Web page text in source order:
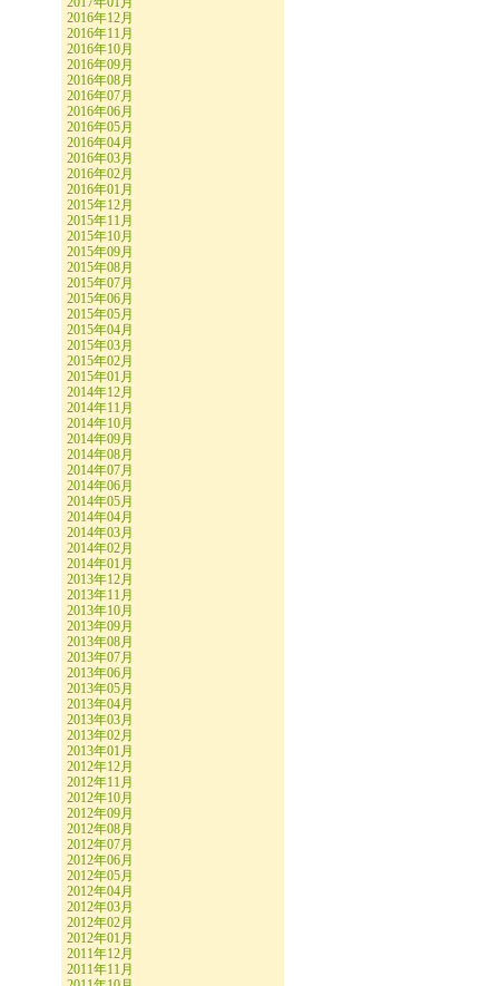
2016年12月
2016年11月
2016年10月
2016年09月
2016年08月
2016年07月
2016年06月
2016年05月
2016年04月
2016年03月
2016年02月
2016年01月
2015年12月
2015年11月
2015年10月
2015年09月
2015年08月
2015年07月
2015年06月
2015年05月
2015年04月
2015年03月
2015年02月
2015年01月
2014年12月
2014年11月
2014年10月
2014年09月
2014年08月
2014年07月
2014年06月
2014年05月
2014年04月
2014年03月
2014年02月
2014年01月
2013年12月
2013年11月
2013年10月
2013年09月
2013年08月
2013年07月
2013年06月
2013年05月
2013年04月
2013年03月
2013年02月
2013年01月
2012年12月
2012年11月
2012年10月
2012年09月
2012年08月
2012年07月
2012年06月
2012年05月
2012年04月
2012年03月
2012年02月
2012年01月
2011年12月
2011年11月